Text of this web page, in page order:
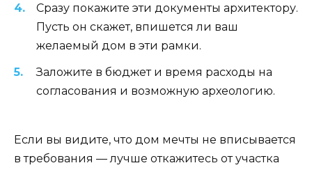
Сразу покажите эти документы архитектору.
Пусть он скажет, впишется ли ваш
желаемый дом в эти рамки.
Заложите в бюджет и время расходы на
согласования и возможную археологию.
Если вы видите, что дом мечты не вписывается
в требования — лучше откажитесь от участка